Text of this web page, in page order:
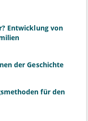
Entwicklung von
der Geschichte
für den